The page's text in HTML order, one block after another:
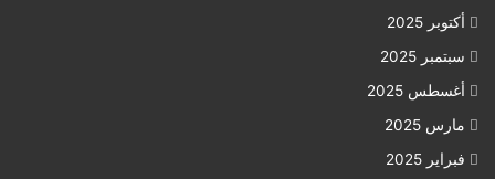
أكتوبر 2025
سبتمبر 2025
أغسطس 2025
مارس 2025
فبراير 2025